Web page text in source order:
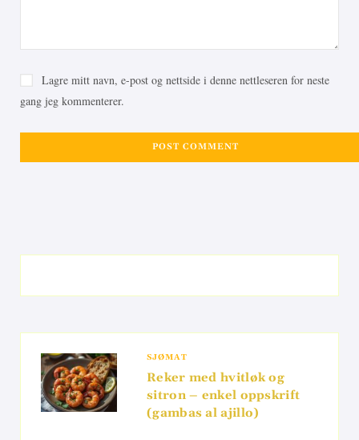
Lagre mitt navn, e-post og nettside i denne nettleseren for neste
gang jeg kommenterer.
SJØMAT
Reker med hvitløk og
sitron – enkel oppskrift
(gambas al ajillo)